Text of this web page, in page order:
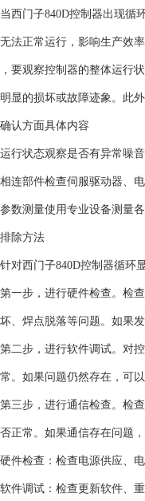
当西门子840D控制器出现循
无法正常运行，影响生产效
，要观察控制器的整体运行
明显的损坏或故障迹象。此
确认方面具体内容
运行状态观察是否有异常噪
相连部件检查伺服驱动器、
参数测量使用专业设备测量
排除方法
针对西门子840D控制器循环
第一步，进行硬件检查。检
坏、焊点脱落等问题。如果
第二步，进行软件调试。对
常。如果问题仍然存在，可
第三步，进行通信检查。检
否正常。如果通信存在问题
硬件检查：检查电源供应、
软件调试：检查更新软件、